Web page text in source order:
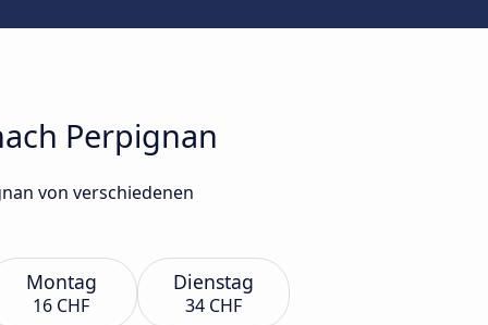
Perpignan
von verschiedenen
Montag
16 CHF
Dienstag
34 CHF